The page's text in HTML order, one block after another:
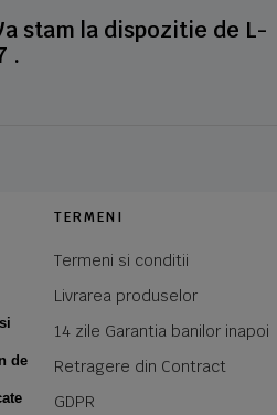
stam la dispozitie de L-
.
de
TERMENI
Termeni si conditii
Livrarea produselor
14 zile Garantia banilor inapoi
Retragere din Contract
GDPR